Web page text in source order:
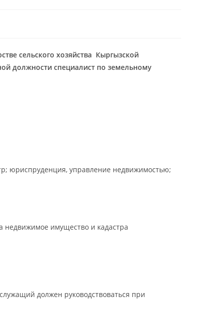
сельского хозяйства Кыргызской
должности специалист по земельному
юриспруденция, управление недвижимостью;
имущество и кадастра
должен руководствоваться при